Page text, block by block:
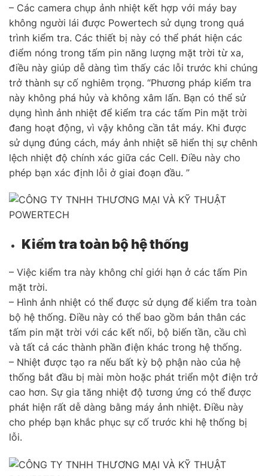
– Các camera chụp ảnh nhiệt kết hợp với máy bay
không người lái được Powertech sử dụng trong quá
trình kiểm tra. Các thiết bị này có thể phát hiện các
điểm nóng trong tấm pin năng lượng mặt trời từ xa,
điều này giúp dễ dàng tìm thấy các lỗi trước khi chúng
trở thành sự cố nghiêm trọng. “Phương pháp kiểm tra
này không phá hủy và không xâm lấn. Bạn có thể sử
dụng hình ảnh nhiệt để kiểm tra các tấm Pin mặt trời
đang hoạt động, vì vậy không cần tắt máy. Khi được
sử dụng đúng cách, máy ảnh nhiệt sẽ hiển thị sự chênh
lệch nhiệt độ chính xác giữa các Cell. Điều này cho
phép bạn xác định lỗi ở giai đoạn đầu. ”
Kiểm tra toàn bộ hệ thống
– Việc kiểm tra này không chỉ giới hạn ở các tấm Pin
mặt trời.
– Hình ảnh nhiệt có thể được sử dụng để kiểm tra toàn
bộ hệ thống. Điều này có thể bao gồm bản thân các
tấm pin mặt trời với các kết nối, bộ biến tần, cầu chì
và tất cả các thành phần điện khác trong hệ thống.
– Nhiệt được tạo ra nếu bất kỳ bộ phận nào của hệ
thống bắt đầu bị mài mòn hoặc phát triển một điện trở
cao hơn. Sự gia tăng nhiệt độ tương ứng có thể được
phát hiện rất dễ dàng bằng máy ảnh nhiệt. Điều này
cho phép bạn khắc phục sự cố trước khi hệ thống bị
lỗi.